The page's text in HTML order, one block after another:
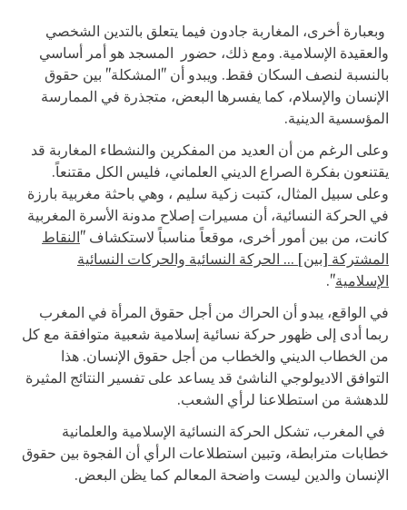
وبعبارة أخرى، المغاربة جادون فيما يتعلق بالتدين الشخصي
والعقيدة الإسلامية. ومع ذلك، حضور المسجد هو أمر أساسي
بالنسبة لنصف السكان فقط. ويبدو أن "المشكلة" بين حقوق
الإنسان والإسلام، كما يفسرها البعض، متجذرة في الممارسة
المؤسسية الدينية.
وعلى الرغم من أن العديد من المفكرين والنشطاء المغاربة قد
يقتنعون بفكرة الصراع الديني العلماني، فليس الكل مقتنعاً.
وعلى سبيل المثال، كتبت زكية سليم ، وهي باحثة مغربية بارزة
في الحركة النسائية، أن مسيرات إصلاح مدونة الأسرة المغربية
كانت، من بين أمور أخرى، موقعاً مناسباً لاستكشاف "النقاط
المشتركة [بين] ... الحركة النسائية والحركات النسائية
الإسلامية".
في الواقع، يبدو أن الحراك من أجل حقوق المرأة في المغرب
ربما أدى إلى ظهور حركة نسائية إسلامية شعبية متوافقة مع كل
من الخطاب الديني والخطاب من أجل حقوق الإنسان. هذا
التوافق الاديولوجي الناشئ قد يساعد على تفسير النتائج المثيرة
للدهشة من استطلاعنا لرأي الشعب.
في المغرب، تشكل الحركة النسائية الإسلامية والعلمانية
خطابات مترابطة، وتبين استطلاعات الرأي أن الفجوة بين حقوق
الإنسان والدين ليست واضحة المعالم كما يظن البعض.